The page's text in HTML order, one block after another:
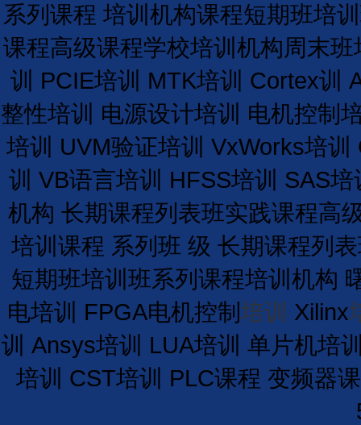
系列课程 培训机构课程短期班培训
课程高级课程学校培训 机构周末班
训 PCIE培训 MTK培训 Cortex训
整性培训 电源设计培训 电机控制
培训 UVM验证培训 VxWorks培训
训 VB语言培训 HFSS培训 SAS培
机构 长期课程列表班实践课程高
培训课程 系列班 级 长期课程列表
短期班培训 班系列课程培训 机构
电培训 FPGA电机控制 培训 Xilinx
训 Ansys培训 LUA培训 单片机培
培训 CST培训 PLC课程 变频器